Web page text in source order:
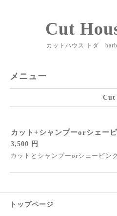
Cut
カットハウス トダ
メニュー
Cut
カット+シャンプーorシェー
3,500 円
カットとシャンプーorシェービン
トップページ